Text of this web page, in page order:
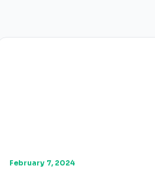
February 7, 2024